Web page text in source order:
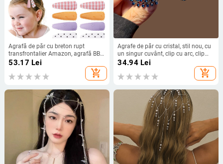
Agrafă de păr cu breton rupt
transfrontalier Amazon, agrafă BB
drăguță pentru copii, nu rănește
părul, agrafă laterală din material
de înaltă calitate, en-gros
53.17 Lei
add_shopping_cart
Agrafe de păr cu cristal, stil nou, cu
un singur cuvânt, clip cu arc, clip
pentru spate, cap pe jumătate legat,
disc, agrafe de păr, agrafe de păr
orizontale, accesorii de păr
34.94Lei
add_shopping_cart